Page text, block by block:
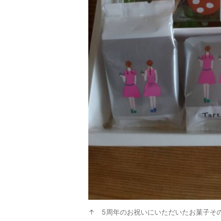
↑ 5周年のお祝いにいただいたお菓子